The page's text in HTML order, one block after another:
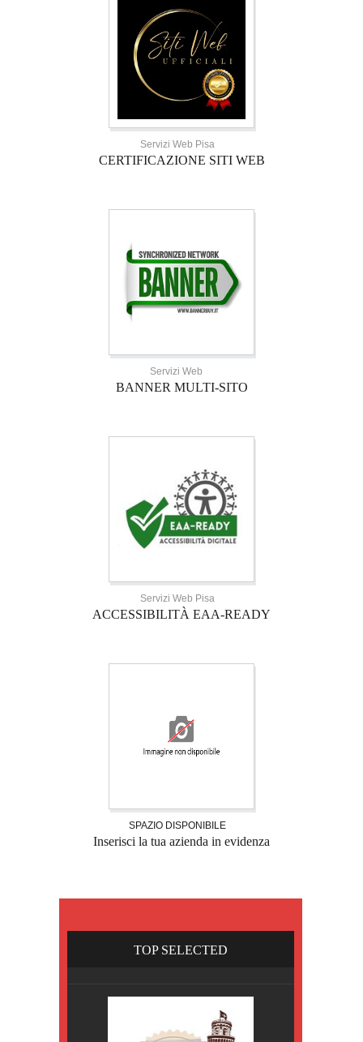
Servizi Web Pisa
CERTIFICAZIONE SITI WEB
Servizi Web
BANNER MULTI-SITO
Servizi Web Pisa
ACCESSIBILITÀ EAA-READY
SPAZIO DISPONIBILE
Inserisci la tua azienda in evidenza
TOP SELECTED